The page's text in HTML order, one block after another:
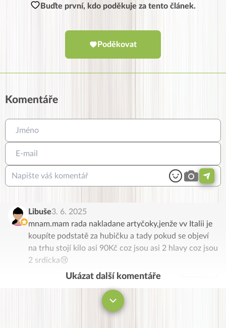
Buďte první, kdo poděkuje za tento článek.
Poděkovat
Komentáře
Libuše3. 6. 2025
mnam.mam rada nakladane artyčoky,jenže vv Italii je
koupíte podstatě za hubičku a tady pokud se objeví
na trhu stojí kilo asi 90Kč coz jsou asi 2 hlavy coz jsou
2 srdicka😢
Ukázat další komentáře